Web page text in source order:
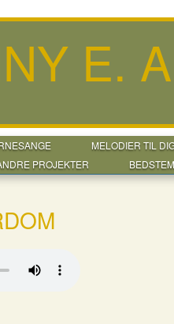
E.
MELODIER TIL
PROJEKTER